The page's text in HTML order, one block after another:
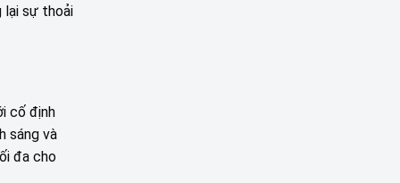
lại sự thoải
cố định
sáng và
đa cho